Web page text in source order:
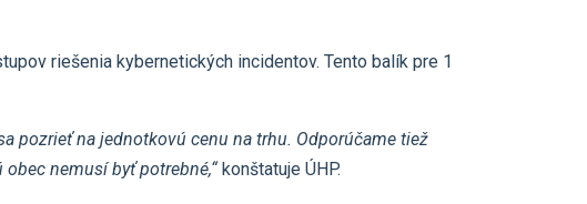
riešenia kybernetických incidentov. Tento balík pre 1
pozrieť na jednotkovú cenu na trhu. Odporúčame tiež
nemusí byť potrebné,“konštatuje ÚHP.